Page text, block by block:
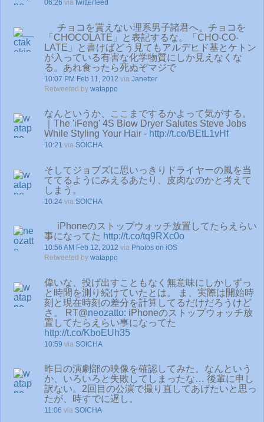
06:26 via twitterfeed
チョコを貰えない理系男子諸君へ。チョコを
「CHOCOLATE」と表記するな。「CHO-CO-
LATE」と書けばどう見てもアルデヒド基とケトン
が入っている有害な化学物質にしか見えなくな
る。あれ食ったら死ぬぞマジで
10:07 PM Feb 11, 2012 via Janetter
Retweeted by watappo
なんというか、ここまでするかよって気がする。
｜The 'iFeng' 4S Blow Dryer Salutes Steve Jobs
While Styling Your Hair - http://t.co/BEtL1vHf
10:21 via SOICHA
そしてジョブズに思いっきりドライヤーの風を当
ててるようにみえるあたり、皮肉なのかと考えて
しまう。
10:24 via SOICHA
iPhoneのストップウォッチ放置してたらえらい
事になってた http://t.co/tq9RXc0o
10:56 AM Feb 12, 2012 via Photos on iOS
Retweeted by watappo
偉いな、投げ出すこともなく無意味にしかしずっ
と時間を測り続けていたとは。 ま、実際は開始時
刻と現在時刻の差分を計算してるだけだろうけど
さ。 RT@neozatto: iPhoneのストップウォッチ放
置してたらえらい事になってた
http://t.co/KboEUh35
10:59 via SOICHA
昨日の演劇部の映像を確認してみた。なんという
か、いろいろと失敗してしまったな… 後輩に申し
訳ない。2回目の公演で撮り直してあげたいと思っ
たが、時すでに遅し。
11:06 via SOICHA